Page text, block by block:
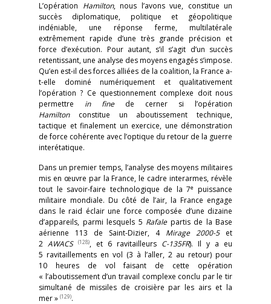
L’opération Hamilton, nous l’avons vue, constitue un
succès diplomatique, politique et géopolitique
indéniable, une réponse ferme, multilatérale
extrêmement rapide d’une très grande précision et
force d’exécution. Pour autant, s’il s’agit d’un succès
retentissant, une analyse des moyens engagés s’impose.
Qu’en est-il des forces alliées de la coalition, la France a-
t-elle dominé numériquement et qualitativement
l’opération ? Ce questionnement complexe doit nous
permettre in finede cerner si l’opération
Hamiltonconstitue un aboutissement technique,
tactique et finalement un exercice, une démonstration
de force cohérente avec l’optique du retour de la guerre
interétatique.
Dans un premier temps, l’analyse des moyens militaires
mis en œuvre par la France, le cadre interarmes, révèle
tout le savoir-faire technologique de la 7e puissance
militaire mondiale. Du côté de l’air, la France engage
dans le raid éclair une force composée d’une dizaine
d’appareils, parmi lesquels 5 Rafalepartis de la Base
aérienne 113 de Saint-Dizier, 4 Mirage 2000-5et
2 AWACS (128), et 6 ravitailleurs C-135FR). Il y a eu
5 ravitaillements en vol (3 à l’aller, 2 au retour) pour
10 heures de vol faisant de cette opération
« l’aboutissement d’un travail complexe conclu par le tir
simultané de missiles de croisière par les airs et la
mer » (129).